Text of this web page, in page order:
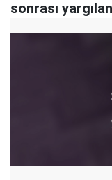
sonrası